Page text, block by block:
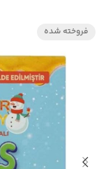
فروخته شده